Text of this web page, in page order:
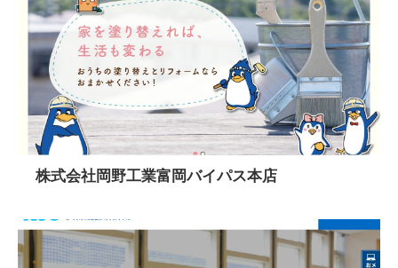
株式会社岡野工業富岡バイパス本店